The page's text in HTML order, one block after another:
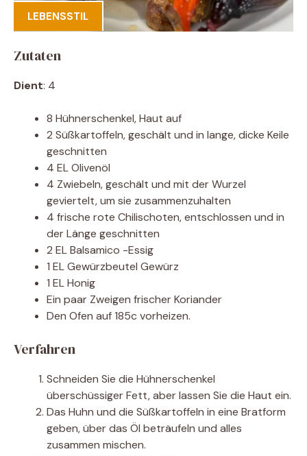
LEBENSSTIL
Zutaten
Dient: 4
8 Hühnerschenkel, Haut auf
2 Süßkartoffeln, geschält und in lange, dicke Keile
geschnitten
4 EL Olivenöl
4 Zwiebeln, geschält und mit der Wurzel
geviertelt, um sie zusammenzuhalten
4 frische rote Chilischoten, entschlossen und in
der Länge geschnitten
2 EL Balsamico -Essig
1 EL Gewürzbeutel Gewürz
1 EL Honig
Ein paar Zweigen frischer Koriander
Den Ofen auf 185c vorheizen.
Verfahren
Schneiden Sie die Hühnerschenkel
überschüssiger Fett, aber lassen Sie die Haut ein.
Das Huhn und die Süßkartoffeln in eine Bratform
geben, über das Öl beträufeln und alles
zusammen mischen.